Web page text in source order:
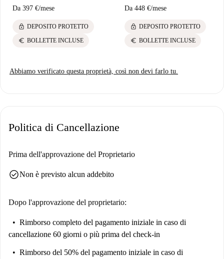
Da 397 €/mese
lock DEPOSITO PROTETTO
euro BOLLETTE INCLUSE
Da 448 €/mese
lock DEPOSITO PROTETTO
euro BOLLETTE INCLUSE
Abbiamo verificato questa proprietà, così non devi farlo tu.
Politica di Cancellazione
Prima dell'approvazione del Proprietario
check_circleNon è previsto alcun addebito
Dopo l'approvazione del proprietario:
Rimborso completo del pagamento iniziale in caso di
cancellazione 60 giorni o più prima del check-in
Rimborso del 50% del pagamento iniziale in caso di